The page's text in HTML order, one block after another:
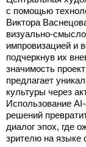
с помощью
Виктора
визуально-
импровизацией и
подчеркнув их
значимость
предлагает
культуры через
Использование
решений
диалог эпох, где
зрителю на языке